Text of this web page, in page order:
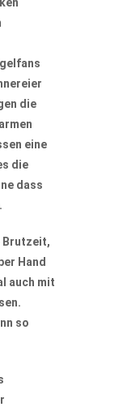
die
eine
die
dass
Brutzeit,
Hand
auch mit
so